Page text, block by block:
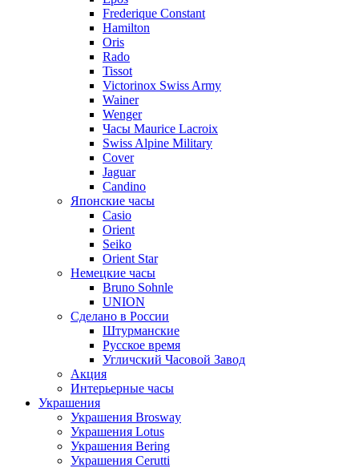
Frederique Constant
Hamilton
Oris
Rado
Tissot
Victorinox Swiss Army
Wainer
Wenger
Часы Maurice Lacroix
Swiss Alpine Military
Cover
Jaguar
Candino
Японские часы
Casio
Orient
Seiko
Orient Star
Немецкие часы
Bruno Sohnle
UNION
Сделано в России
Штурманские
Русское время
Угличский Часовой Завод
Акция
Интерьерные часы
Украшения
Украшения Brosway
Украшения Lotus
Украшения Bering
Украшения Cerutti